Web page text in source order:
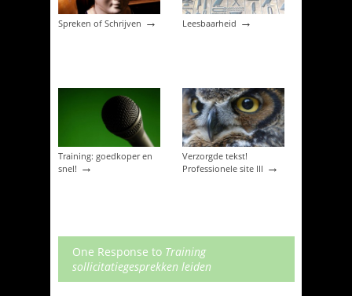
Spreken of Schrijven → Leesbaarheid →
Training: goedkoper en
snel! →
Verzorgde tekst!
Professionele site III →
One Response to Training
sollicitatiegesprekken leiden